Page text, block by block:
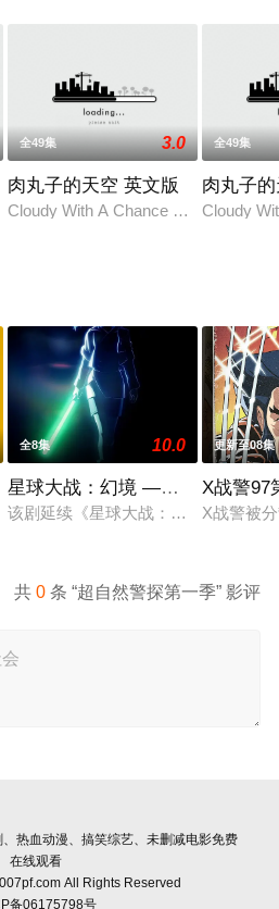
formerly known as the U
全49集 3.0
肉丸子的天空 英文版
Cloudy With A Chance Of Meatballs
全49集
肉丸子
Cloudy
tries to keep up with t
全8集 10.0
星球大战：幻境 —第九个绝地武
该剧延续《星球大战：幻境》的世界
更新至08集
X战警97
X战警被
共0 条 “超自然警探第一季” 影评
热血动漫、搞笑综艺、未删减电影免费
在线观看
All Rights Reserved
备06175798号